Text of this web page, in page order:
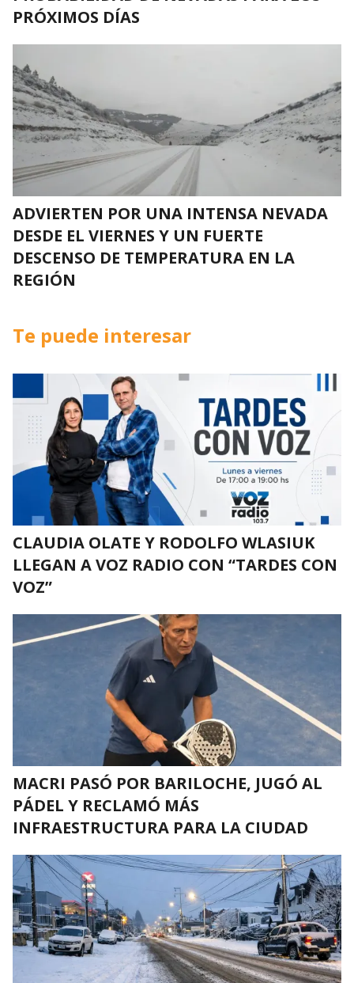
PRÓXIMOS DÍAS
ADVIERTEN POR UNA INTENSA NEVADA
DESDE EL VIERNES Y UN FUERTE
DESCENSO DE TEMPERATURA EN LA
REGIÓN
Te puede interesar
CLAUDIA OLATE Y RODOLFO WLASIUK
LLEGAN A VOZ RADIO CON “TARDES CON
VOZ”
MACRI PASÓ POR BARILOCHE, JUGÓ AL
PÁDEL Y RECLAMÓ MÁS
INFRAESTRUCTURA PARA LA CIUDAD